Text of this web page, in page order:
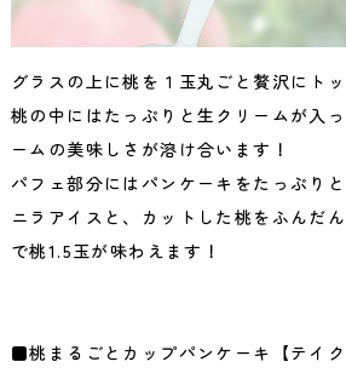
グラスの上に桃を１玉丸ごと贅沢にトッ
桃の中にはたっぷりと生クリームが入
ームの美味しさが溶け合います！
パフェ部分にはパンケーキをたっぷり
ニラアイスと、カットした桃をふんだ
で桃1.5玉が味わえます！
■桃まるごとカップパンケーキ【テイ